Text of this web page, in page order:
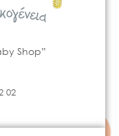
Shop”
02